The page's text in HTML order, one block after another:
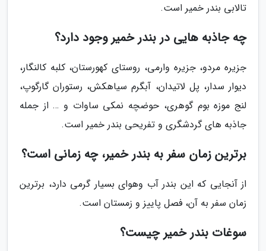
تالابی بندر خمیر است.
چه جاذبه هایی در بندر خمیر وجود دارد؟
جزیره مردو، جزیره وارمی، روستای کهورستان، کلبه کالنگار،
دیوار سدار، پل لاتیدان، آبگرم سیاهکش، رستوران گارگوپ،
لنج موزه بوم گوهری، حوضچه نمکی ساوات و … از جمله
جاذبه های گردشگری و تفریحی بندر خمیر است.
برترین زمان سفر به بندر خمیر، چه زمانی است؟
از آنجایی که این بندر آب وهوای بسیار گرمی دارد، برترین
زمان سفر به آن، فصل پاییز و زمستان است.
سوغات بندر خمیر چیست؟